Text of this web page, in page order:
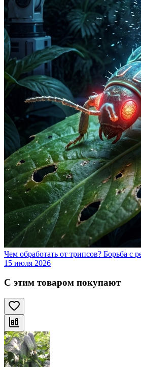
Чем обработать от трипсов? Борьба с
15 июля 2026
С этим товаром покупают